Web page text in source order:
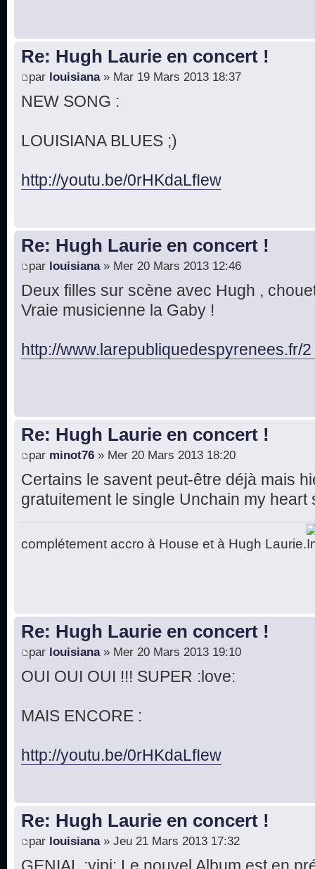
Re: Hugh Laurie en concert !
par louisiana» Mar 19 Mars 2013 18:37
NEW SONG :
LOUISIANA BLUES ;)
http://youtu.be/0rHKdaLfIew
Re: Hugh Laurie en concert !
par louisiana» Mer 20 Mars 2013 12:46
Deux filles sur scène avec Hugh ,
Vraie musicienne la Gaby !
http://www.larepubliquedespyrenees.fr/
Re: Hugh Laurie en concert !
par minot76 » Mer 20 Mars 2013 18:20
Certains le savent peut-être déjà mais
gratuitement le single Unchain my heart
complétement accro à House et à Hugh Laurie.
Re: Hugh Laurie en concert !
par louisiana» Mer 20 Mars 2013 19:10
OUI OUI OUI !!! SUPER :love:
MAIS ENCORE :
http://youtu.be/0rHKdaLfIew
Re: Hugh Laurie en concert !
par louisiana» Jeu 21 Mars 2013 17:32